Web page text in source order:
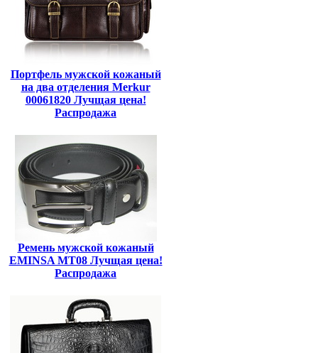
Портфель мужской кожаный
на два отделения Merkur
00061820 Лучщая цена!
Распродажа
Ремень мужской кожаный
EMINSA MT08 Лучщая цена!
Распродажа